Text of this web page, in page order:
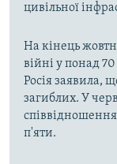
цивільної
На кінець
війні у понад
Росія заявила,
загиблих. У
співвідношення
п'яти.